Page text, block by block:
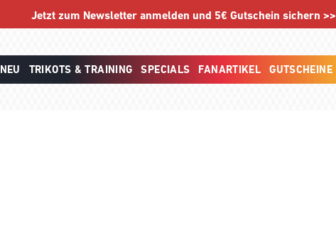
Jetzt zum Newsletter anmelden und 5€ Gutschein sichern >>
NEU TRIKOTS & TRAINING SPECIALS FANARTIKEL GUTSCHEINE